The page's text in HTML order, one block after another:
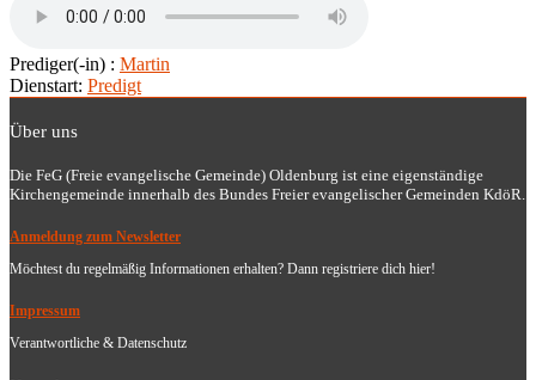
Prediger(-in) : Martin
Dienstart: Predigt
Über uns
Die FeG (Freie evangelische Gemeinde) Oldenburg ist eine eigenständige
Kirchengemeinde innerhalb des Bundes Freier evangelischer Gemeinden KdöR.
Anmeldung zum Newsletter
Möchtest du regelmäßig Informationen erhalten? Dann registriere dich hier!
Impressum
Verantwortliche & Datenschutz